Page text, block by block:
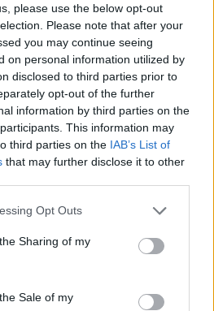
please use the below opt-out
Please note that after your
you may continue seeing
on personal information utilized by
disclosed to third parties prior to
opt-out of the further
information by third parties on the
This information may
third parties on the IAB’s List of
that may further disclose it to other
Opt Outs
Sharing of my
Sale of my
un peu les cheveux pour les